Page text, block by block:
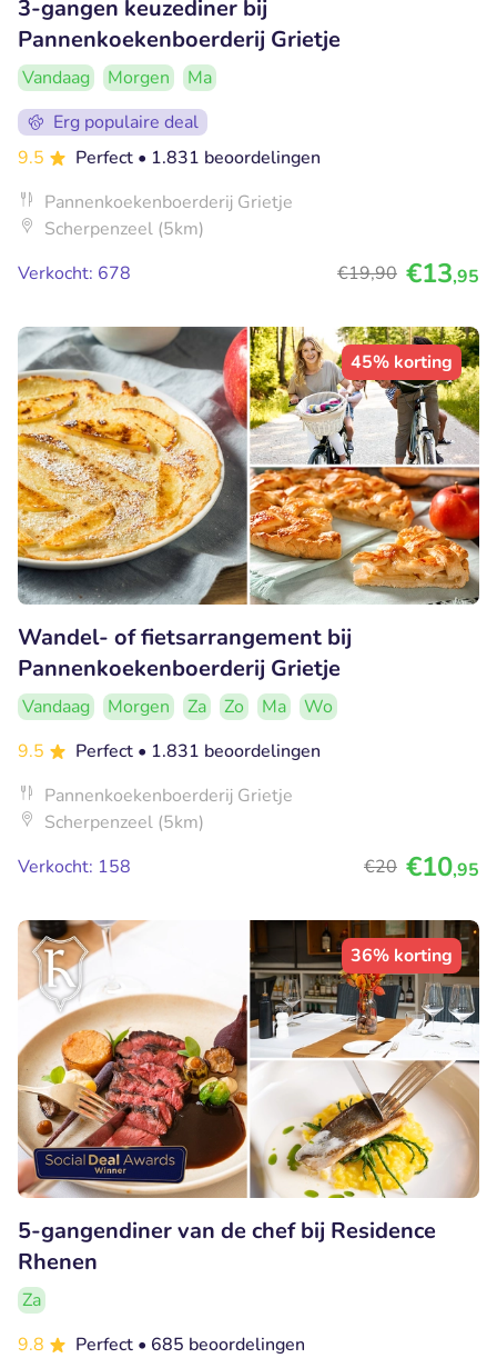
3-gangen keuzediner bij
Pannenkoekenboerderij Grietje
Vandaag Morgen
Ma
Erg populaire deal
9.5
Perfect • 1.831 beoordelingen
Pannenkoekenboerderij Grietje
Scherpenzeel (5km)
Verkocht: 678
€19,90 €13,95
45% korting
Wandel- of fietsarrangement bij
Pannenkoekenboerderij Grietje
Vandaag Morgen Za Zo Ma
Wo
9.5
Perfect • 1.831 beoordelingen
Pannenkoekenboerderij Grietje
Scherpenzeel (5km)
Verkocht: 158
€20 €10,95
36% korting
5-gangendiner van de chef bij Residence
Rhenen
Za
9.8
Perfect • 685 beoordelingen